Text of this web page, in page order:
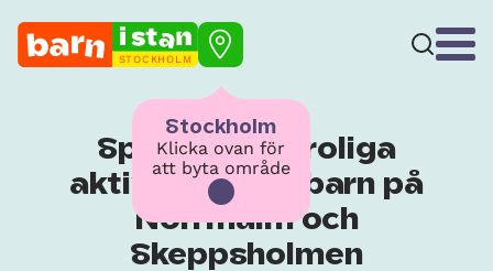
STOCKHOLM
Stockholm
Klicka ovan för
att byta område
Spana in alla roliga
aktiviteter för barn på
Norrmalm och
Skeppsholmen